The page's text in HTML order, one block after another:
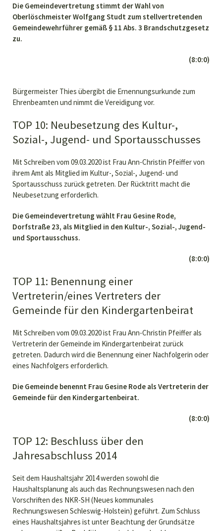
Die Gemeindevertretung stimmt der Wahl von
Oberlöschmeister Wolfgang Studt zum stellvertretenden
Gemeindewehrführer gemäß § 11 Abs. 3 Brandschutzgesetz
zu.
(8:0:0)
Bürgermeister Thies übergibt die Ernennungsurkunde zum
Ehrenbeamten und nimmt die Vereidigung vor.
TOP 10: Neubesetzung des Kultur-,
Sozial-, Jugend- und Sportausschusses
Mit Schreiben vom 09.03.2020 ist Frau Ann-Christin Pfeiffer von
ihrem Amt als Mitglied im Kultur-, Sozial-, Jugend- und
Sportausschuss zurück getreten. Der Rücktritt macht die
Neubesetzung erforderlich.
Die Gemeindevertretung wählt Frau Gesine Rode,
Dorfstraße 23, als Mitglied in den Kultur-, Sozial-, Jugend-
und Sportausschuss.
(8:0:0)
TOP 11: Benennung einer
Vertreterin/eines Vertreters der
Gemeinde für den Kindergartenbeirat
Mit Schreiben vom 09.03.2020 ist Frau Ann-Christin Pfeiffer als
Vertreterin der Gemeinde im Kindergartenbeirat zurück
getreten. Dadurch wird die Benennung einer Nachfolgerin oder
eines Nachfolgers erforderlich.
Die Gemeinde benennt Frau Gesine Rode als Vertreterin der
Gemeinde für den Kindergartenbeirat.
(8:0:0)
TOP 12: Beschluss über den
Jahresabschluss 2014
Seit dem Haushaltsjahr 2014 werden sowohl die
Haushaltsplanung als auch das Rechnungswesen nach den
Vorschriften des NKR-SH (Neues kommunales
Rechnungswesen Schleswig-Holstein) geführt. Zum Schluss
eines Haushaltsjahres ist unter Beachtung der Grundsätze